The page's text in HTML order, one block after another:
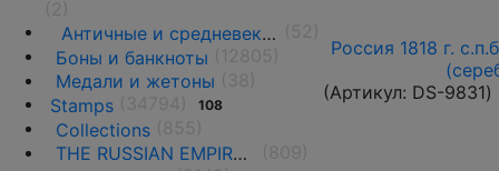
Античные и средневековые государства
Боны и банкноты
Медали и жетоны
Stamps
108
Collections
THE RUSSIAN EMPIRE UNTIL 1917.
Россия 1818 г.
(Артикул: DS-9831)